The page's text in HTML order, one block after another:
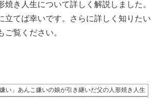
焼き人生について詳しく解説しました。
立てば幸いです。さらに詳しく知りたい
ご覧ください。
い」あんこ嫌いの娘が引き継いだ父の人形焼き人生